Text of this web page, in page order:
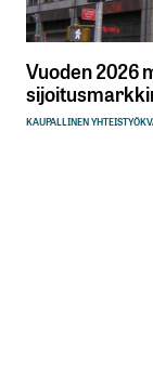
Vuoden 2026
KAUPALLINEN YHTEISTYÖ